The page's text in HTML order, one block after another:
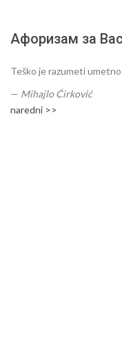
Афоризам за Вас
Teško je razumeti
— Mihajlo Ćirković
naredni >>